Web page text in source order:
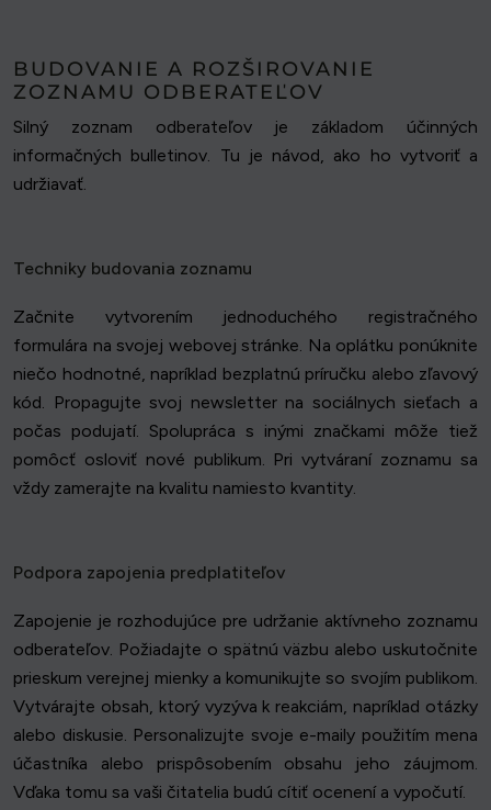
BUDOVANIE A ROZŠIROVANIE
ZOZNAMU ODBERATEĽOV
Silný zoznam odberateľov je základom účinných
informačných bulletinov. Tu je návod, ako ho vytvoriť a
udržiavať.
Techniky budovania zoznamu
Začnite vytvorením jednoduchého registračného
formulára na svojej webovej stránke. Na oplátku ponúknite
niečo hodnotné, napríklad bezplatnú príručku alebo zľavový
kód. Propagujte svoj newsletter na sociálnych sieťach a
počas podujatí. Spolupráca s inými značkami môže tiež
pomôcť osloviť nové publikum. Pri vytváraní zoznamu sa
vždy zamerajte na kvalitu namiesto kvantity.
Podpora zapojenia predplatiteľov
Zapojenie je rozhodujúce pre udržanie aktívneho zoznamu
odberateľov. Požiadajte o spätnú väzbu alebo uskutočnite
prieskum verejnej mienky a komunikujte so svojím publikom.
Vytvárajte obsah, ktorý vyzýva k reakciám, napríklad otázky
alebo diskusie. Personalizujte svoje e-maily použitím mena
účastníka alebo prispôsobením obsahu jeho záujmom.
Vďaka tomu sa vaši čitatelia budú cítiť ocenení a vypočutí.